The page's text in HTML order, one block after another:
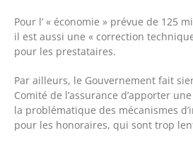
Pour l’ « économie » prévue de 125
il est aussi une « correction
pour les prestataires.
Par ailleurs, le Gouvernement fait
Comité de l’assurance d’apporter
la problématique des mécanismes
pour les honoraires, qui sont trop